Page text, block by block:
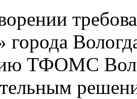
города
ТФОМС